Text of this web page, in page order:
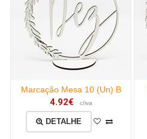
Marcação Mesa 10 (Un) B
4.92€ c/iva
DETALHE